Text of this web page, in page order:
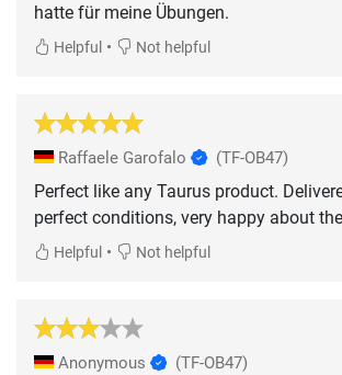
hatte für meine Übungen.
Helpful • Not helpful
Raffaele Garofalo (TF-OB47)
Perfect like any Taurus product.
perfect conditions, very happy about
Helpful • Not helpful
Anonymous (TF-OB47)